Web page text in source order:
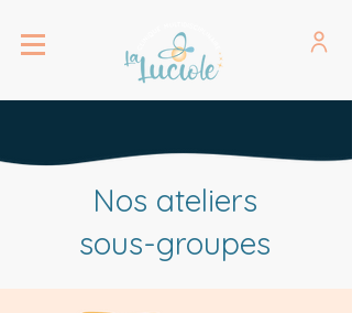
Nos ateliers
sous-groupes